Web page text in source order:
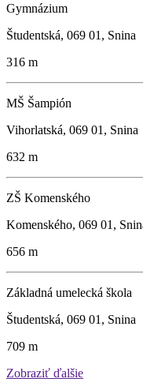
Gymnázium
Študentská, 069 01, Snina
316 m
MŠ Šampión
Vihorlatská, 069 01, Snina
632 m
ZŠ Komenského
Komenského, 069 01,
656 m
Základná umelecká škola
Študentská, 069 01, Snina
709 m
Zobraziť ďalšie